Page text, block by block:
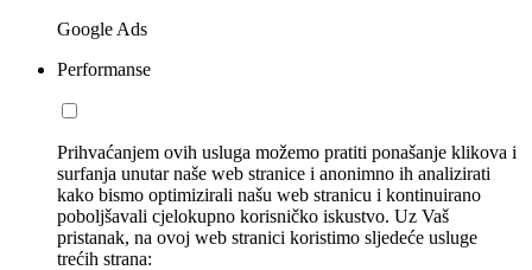
Google Ads
Performanse
Prihvaćanjem ovih usluga možemo pratiti ponašanje klikova i
surfanja unutar naše web stranice i anonimno ih analizirati
kako bismo optimizirali našu web stranicu i kontinuirano
poboljšavali cjelokupno korisničko iskustvo. Uz Vaš
pristanak, na ovoj web stranici koristimo sljedeće usluge
trećih strana: